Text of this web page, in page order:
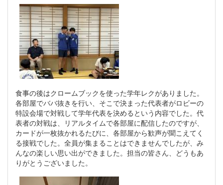
食事の後はクロームブックを使った学年レクがありました。
各部屋でババ抜きを行い、そこで決まった代表者がロビーの
特設会場で対戦して学年代表を決めるという内容でした。代
表者の対戦は、リアルタイムで各部屋に配信したのですが、
カードが一枚抜かれるたびに、各部屋から歓声が聞こえてく
る接戦でした。全員が集まることはできませんでしたが、み
んなの楽しい思い出ができました。担当の皆さん、どうもあ
りがとうございました。